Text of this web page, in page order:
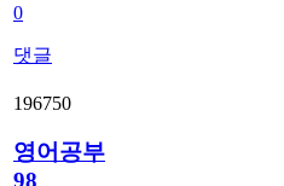
0
댓글
196750
영어공부